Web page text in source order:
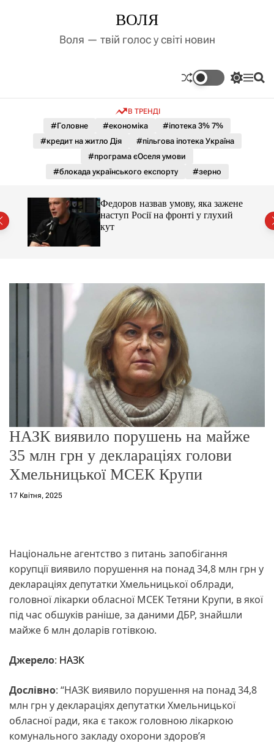
д
ВОЛЯ
Воля — твій голос у світі новин
П
м
к
к
ь
о
М П
В ТРЕНДІ
#Головне #економіка
#іпотека 3% 7%
#кредит на житло Дія
#пільгова іпотека Україна
#програма єОселя умови
#блокада українського експорту
#зерно
Федоров назвав умову, яка зажене
наступ Росії на фронті у глухий
кут
НАЗК виявило порушень на майже
35 млн грн у деклараціях голови
Хмельницької МСЕК Крупи
17 Квітня, 2025
Національне агентство з питань запобігання
корупції виявило порушення на понад 34,8 млн грн у
деклараціях депутатки Хмельницької облради,
головної лікарки обласної МСЕК Тетяни Крупи, в якої
під час обшуків раніше, за даними ДБР, знайшли
майже 6 млн доларів готівкою.
Джерело: НАЗК
Дослівно: “НАЗК виявило порушення на понад 34,8
млн грн у деклараціях депутатки Хмельницької
обласної ради, яка є також головною лікаркою
комунального закладу охорони здоров’я